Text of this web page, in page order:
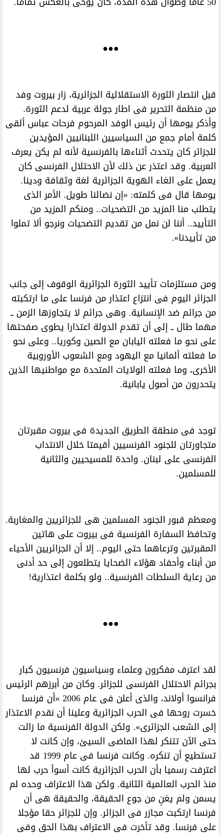
●●●
قبل انتصار الثورة الاستقلالية الجزائرية، زار بيروت وفد
من منظمة التحرير فى اطار جولة عربية لدعم الثورة.
وأذكر يومها أن رئيس الوفد المرحوم فرحات عباس ألقى
كلمة أمام جمع من السياسيين اللبنانيين المؤيدين
للجزائر كان يتحدث أثناءها بالفرنسية لأنه لم يكن يعرف
العربية. وقد اعتذر عن ذلك لأن الاحتلال الفرنسى كان
يعمل على الغاء الهوية الجزائرية لغة وثقافة ودينا.
يومها قال فى كلمته: «إن نضالنا طويل. الأمر الذى
يتطلب منا المزيد من التضحيات.. ومنكم المزيد من
التأييد.. أننا لن نمل من تقديم التضحيات ونرجو ألا تملوا
من تأييدنا».
ومن مستلزمات تأييد الثورة الجزائرية الوقوف إلى جانب
الجزائر اليوم فى انتزاع اعتذار من فرنسا على ما ارتكبته
من جرائم ضد الإنسانية. وهى جرائم لا يتجاوزها الزمن ــ
مهما طال ــ إلى أن تقدم الدولة اعتذارا يطوى صفحتها
على نحو ما فعلته اليابان مع الصين وكوريا.. وعلى نحو
ما فعلته ألمانيا مع اليهود ومع الشعوب الأوروبية
الأخرى، وما فعلته الولايات المتحدة مع مواطنيها الذين
يتحدرون من أصول يابانية.
توجد فى منطقة الطريق الجديدة فى بيروت مقبرتان
متجاورتان للجنود الفرنسيين أقيمتا خلال الانتداب
الفرنسى على لبنان. واحدة للمسيحيين والثانية
للمسلمين.
ومعظم قبور الجنود المسلمين هى للجزائريين والمغاربة.
وتحافظ السفارة الفرنسية فى بيروت على هاتين
المقبرتين وترعاهما حتى اليوم.. إلا أن الجزائريين الأحياء
من أبناء وأحفاد هؤلاء الضحايا يتطلعون إلى حد أدنى
من رعاية السلطات الفرنسية.. ولو بكلمة اعتذارية!
●●●
لقد اعترف مفكرون وعلماء وسياسيون فرنسيون كبار
بجرائم الاحتلال الفرنسى للجزائر. وكان من أبرزهم الرئيس
فرانسوا أولاند، والذى أعلن فى عام 2006 «أن فرنسا
خسرت روحها فى الحرب الجزائرية وعلينا أن نقدم الاعتذار
إلى الشعب الجزائرى». ولكن الدولة الفرنسية ما زالت
حتى الآن تتنكر لهذا الماضى السيئ، وإن كانت لا
تستطيع أن تنكره. وكانت فرنسا فى عام 1999 قد
اعترفت رسميا بأن الحرب الجزائرية كانت أسوأ حرب لها
منذ الحرب العالمية الثانية. ولكن هذا الاعتراف وحده لم
يسمن ولم يغنِ من جوع الحقيقة، والحقيقة هى أن
فرنسا ارتكبت مجازر فى الجزائر. وإن للجزائر حقا مؤجلا
على فرنسا. وقد تأخرت فى الاعتراف بهذا الحق وفى